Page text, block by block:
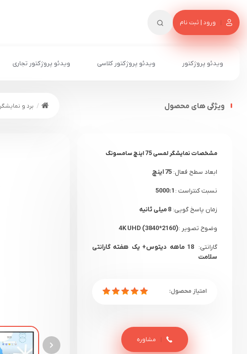
ورود | ثبت نام
ویدئو پروژکتور ویدئو پروژکتور کلاسی ویدئو پروژکتور تجاری
برد و نمایشگر ویژگی های محصول
مشخصاتنمایشگر لمسی 75 اینچ سامسونگ
ابعاد سطح فعال: 75 اینچ
نسبت کنتراست :
زمان پاسخ گویی: 8 میلی ثانیه
وضوح تصویر :
گارانتی:
18 ماهه دیتوس+ یک هفته گارانتی
سلامت
مشاوره